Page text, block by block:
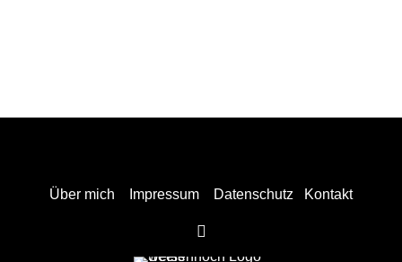
Über mich Impressum Datenschutz Kontakt